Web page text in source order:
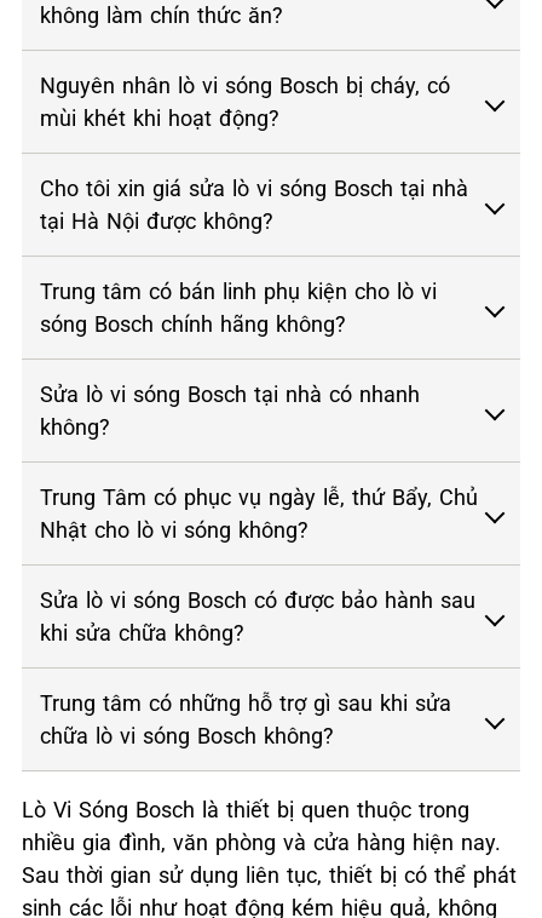
không làm chín thức ăn?
Nguyên nhân lò vi sóng Bosch bị cháy, có
mùi khét khi hoạt động?
Cho tôi xin giá sửa lò vi sóng Bosch tại nhà
tại Hà Nội được không?
Trung tâm có bán linh phụ kiện cho lò vi
sóng Bosch chính hãng không?
Sửa lò vi sóng Bosch tại nhà có nhanh
không?
Trung Tâm có phục vụ ngày lễ, thứ Bẩy, Chủ
Nhật cho lò vi sóng không?
Sửa lò vi sóng Bosch có được bảo hành sau
khi sửa chữa không?
Trung tâm có những hỗ trợ gì sau khi sửa
chữa lò vi sóng Bosch không?
Lò Vi Sóng Bosch là thiết bị quen thuộc trong
nhiều gia đình, văn phòng và cửa hàng hiện nay.
Sau thời gian sử dụng liên tục, thiết bị có thể phát
sinh các lỗi như hoạt động kém hiệu quả, không